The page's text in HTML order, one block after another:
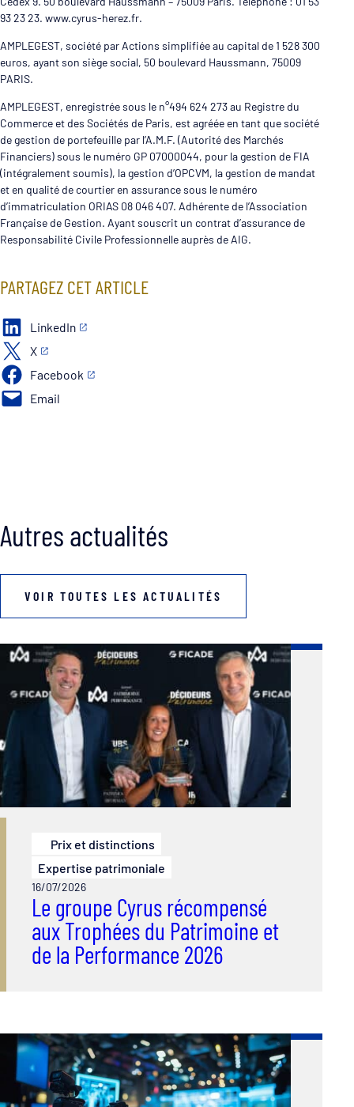
93 23 23. www.cyrus-herez.fr.
AMPLEGEST, société par Actions simplifiée au capital de 1 528 300
euros, ayant son siège social, 50 boulevard Haussmann, 75009
PARIS.
AMPLEGEST, enregistrée sous le n°494 624 273 au Registre du
Commerce et des Sociétés de Paris, est agréée en tant que société
de gestion de portefeuille par l’A.M.F. (Autorité des Marchés
Financiers) sous le numéro GP 07000044, pour la gestion de FIA
(intégralement soumis), la gestion d’OPCVM, la gestion de mandat
et en qualité de courtier en assurance sous le numéro
d’immatriculation ORIAS 08 046 407. Adhérente de l’Association
Française de Gestion. Ayant souscrit un contrat d’assurance de
Responsabilité Civile Professionnelle auprès de AIG.
PARTAGEZ CET ARTICLE
LinkedIn
X
Facebook
Email
Autres actualités
VOIR TOUTES LES ACTUALITÉS
Prix et distinctions
Expertise patrimoniale
16/07/2026
Le groupe Cyrus récompensé
aux Trophées du Patrimoine et
de la Performance 2026